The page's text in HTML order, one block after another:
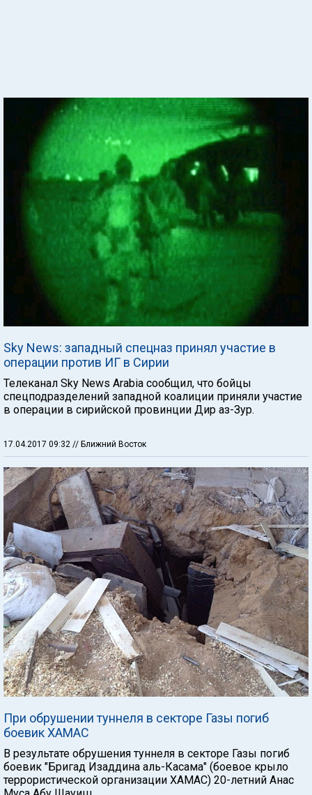
Sky News: западный спецназ принял участие в
операции против ИГ в Сирии
Телеканал Sky News Arabia сообщил, что бойцы
спецподразделений западной коалиции приняли участие
в операции в сирийской провинции Дир аз-Зур.
17.04.2017 09:32 // Ближний Восток
При обрушении туннеля в секторе Газы погиб
боевик ХАМАС
В результате обрушения туннеля в секторе Газы погиб
боевик "Бригад Изаддина аль-Касама" (боевое крыло
террористической организации ХАМАС) 20-летний Анас